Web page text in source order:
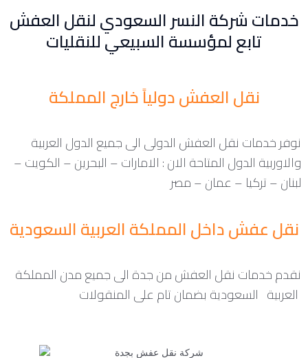
خدمات شركة النسر السعودي لنقل العفش
تابع لمؤسسة السبيعي للنقليات
نقل العفش دولياً خارج المملكة
نوفر خدمات نقل العفش الدولى الى جميع الدول العربية
والاوربية الدول المتاحة الان : الامارات – البحرين – الكويت –
لبنان – تركيا – عمان – مصر
نقل عفش داخل المملكة العربية السعودية
نقدم خدمات نقل العفش من جدة الى جميع مدن المملكة